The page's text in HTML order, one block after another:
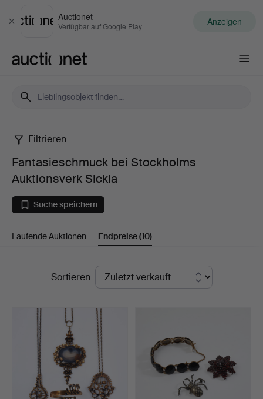
Schließen
Auctionet
Verfügbar auf Google Play Anzeigen
Fantasieschmuck
bei
Stockholms
Auktionsverk
Filtrieren
Fantasieschmuck bei Stockholms
Auktionsverk Sickla
Suche speichern
Laufende Auktionen Endpreise(10)
EndpreiseSortieren